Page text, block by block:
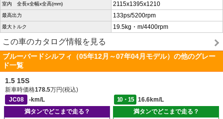
室内 全長x全幅x全高(mm) 2115x1395x1210
最高出力 133ps/5200rpm
最大トルク 19.5kg・m/4400rpm
この車のカタログ情報を見る
ブルーバードシルフィ（05年12月～07年04月モデル）の他のグレー
ド一覧
1.5 15S
新車時価格178.5万円(税込)
JC08
-km/L 10・15
16.6km/L
満タンでどこまで走る？
満タンでどこまで走る？